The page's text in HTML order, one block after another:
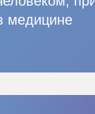
медицине